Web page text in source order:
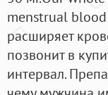
menstrual blood
расширяет
позвонит в
интервал.